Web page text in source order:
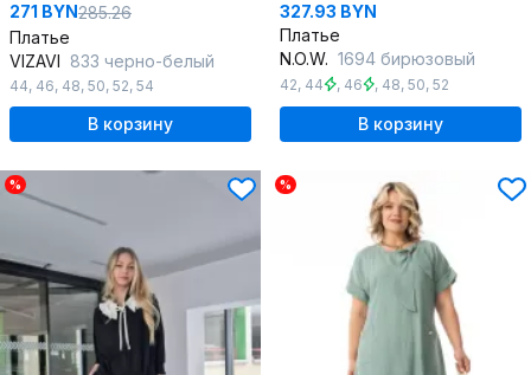
271 BYN285.26
Платье
VIZAVI 833 черно-белый
44, 46, 48, 50, 52, 54
В корзину
327.93 BYN
Платье
N.O.W. 1694 бирюзовый
42, 44 , 46 , 48, 50, 52
В корзину
% %